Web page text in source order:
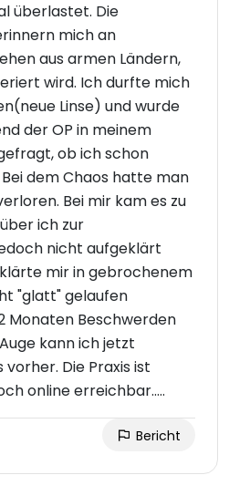
überlastet. Die
mich an
aus armen Ländern,
wird. Ich durfte mich
Linse) und wurde
der OP in meinem
ob ich schon
dem Chaos hatte man
Bei mir kam es zu
ich zur
nicht aufgeklärt
mir in gebrochenem
"glatt" gelaufen
Monaten Beschwerden
kann ich jetzt
Die Praxis ist
online erreichbar.....
Bericht